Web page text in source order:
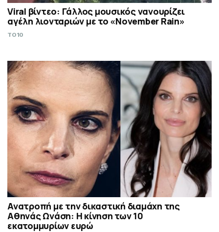
Viral βίντεο: Γάλλος μουσικός νανουρίζει
αγέλη λιονταριών με το «November Rain»
TO10
Ανατροπή με την δικαστική διαμάχη της
Αθηνάς Ωνάση: Η κίνηση των 10
εκατομμυρίων ευρώ